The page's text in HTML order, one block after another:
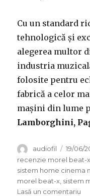
Cu un standard
tehnologică și
alegerea multor
industria
folosite pentru
fabrică a celor
mașini din lume
Lamborghini,
Autor
audiofil
pe
19/06/
recenzie morel beat-x
sistem home cinema
morel beat-x sistem
Lasă un comentariu